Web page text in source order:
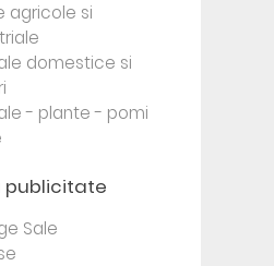
agricole si
domestice si
- plante - pomi
publicitate
Sale